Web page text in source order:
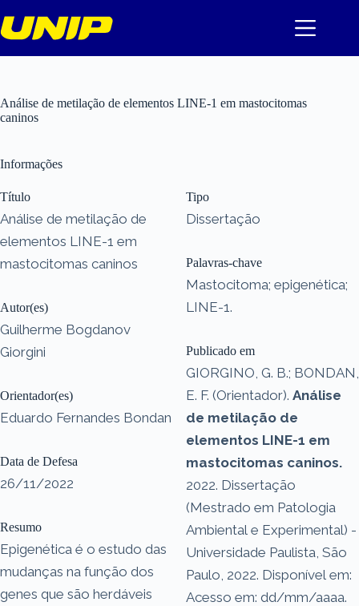
para
o
Análise de metilação de elementos LINE-1 em mastocitomas
caninos
Informações
Título
Análise de metilação de
elementos LINE-1 em
mastocitomas caninos
Autor(es)
Guilherme Bogdanov
Giorgini
Orientador(es)
Eduardo Fernandes Bondan
Data de Defesa
26/11/2022
Resumo
Epigenética é o estudo das
mudanças na função dos
genes que são herdáveis
Tipo
Dissertação
Palavras-chave
Mastocitoma; epigenética;
LINE-1.
Publicado em
GIORGINO, G. B.; BONDAN,
E. F. (Orientador). Análise
de metilação de
elementos LINE-1 em
mastocitomas caninos.
2022. Dissertação
(Mestrado em Patologia
Ambiental e Experimental) -
Universidade Paulista, São
Paulo, 2022. Disponível em:
Acesso em: dd/mm/aaaa.